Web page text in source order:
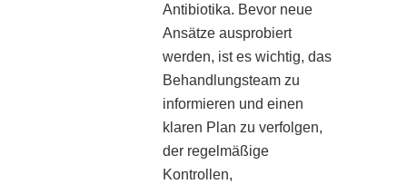
Antibiotika. Bevor neue
Ansätze ausprobiert
werden, ist es wichtig, das
Behandlungsteam zu
informieren und einen
klaren Plan zu verfolgen,
der regelmäßige
Kontrollen,